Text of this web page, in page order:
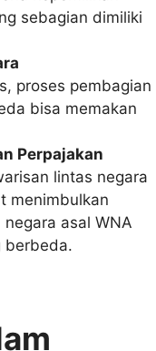
sebagian dimiliki
proses pembagian
bisa memakan
Perpajakan
lintas negara
menimbulkan
asal WNA
berbeda.